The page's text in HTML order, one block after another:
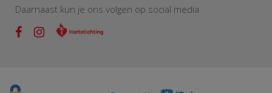
Daarnaast kun je ons volgen op social media